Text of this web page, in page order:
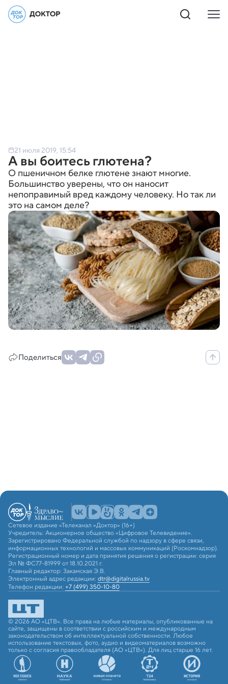
21 июля 2019, 15:54
А вы боитесь глютена?
О пшеничном белке глютене знают многие.
Большинство уверены, что он наносит
непоправимый вред каждому человеку. Но так ли
это на самом деле?
Поделиться
Сетевое издание «Телеканал «Доктор» (16+)
Учредитель: Акционерное общество «Цифровое Телевидение».
Зарегистрировано Федеральной службой по надзору в сфере связи,
информационных технологий и массовых коммуникаций (Роскомнадзор).
Регистрационный номер и дата принятия решения о регистрации: серия
Эл № ФС77-81999 от 18.10.2021 г.
Главный редактор: Закамская Э.В.
Электронный адрес редакции: dtr@digitalrussia.tv
Телефон редакции: +7 (499) 350-10-80
© 2026 АО «ЦТВ». Все права на любые материалы, опубликованные на
сайте, защищены в соответствии с российским и международным
законодательством об интеллектуальной собственности. Любое
использование текстовых, фото, аудио и видеоматериалов возможно
только с согласия правообладателя (АО «ЦТВ»). Для лиц старше 16 лет.